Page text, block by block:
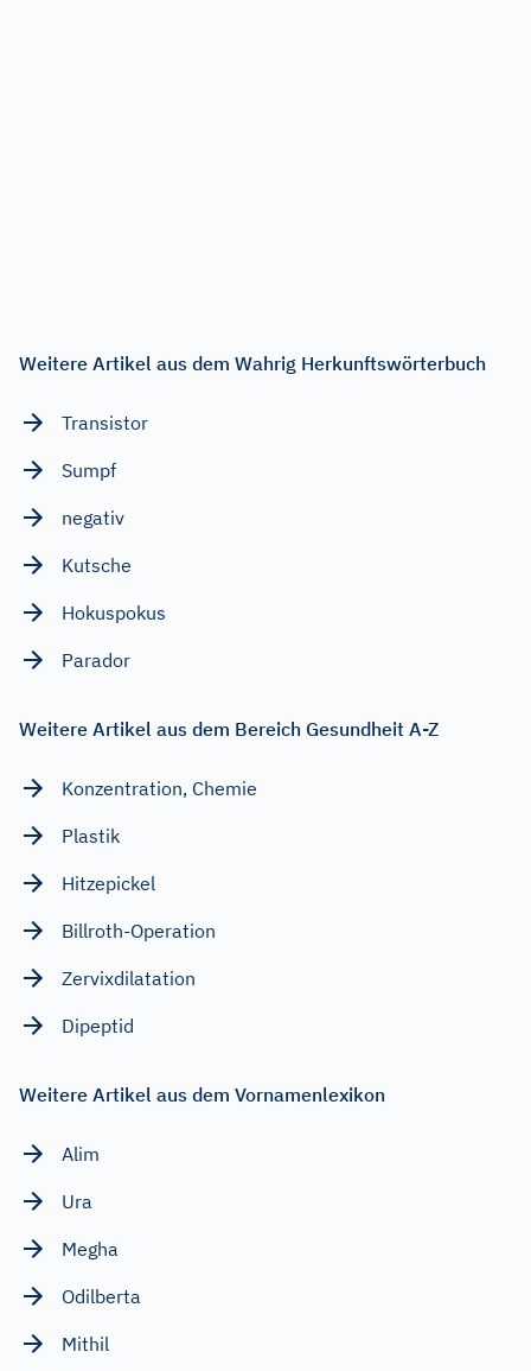
Weitere Artikel aus dem Wahrig Herkunftswörterbuch
Transistor
Sumpf
negativ
Kutsche
Hokuspokus
Parador
Weitere Artikel aus dem Bereich Gesundheit A-Z
Konzentration, Chemie
Plastik
Hitzepickel
Billroth-Operation
Zervixdilatation
Dipeptid
Weitere Artikel aus dem Vornamenlexikon
Alim
Ura
Megha
Odilberta
Mithil